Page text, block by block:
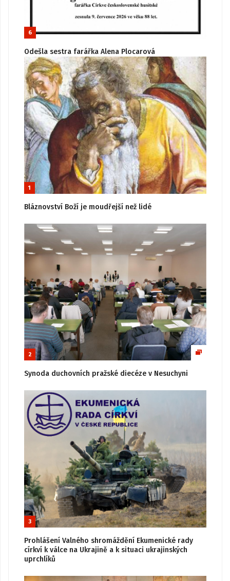
6
Odešla sestra farářka Alena Plocarová
1
Bláznovství Boží je moudřejší než lidé
2
Synoda duchovních pražské diecéze v Nesuchyni
3
Prohlášení Valného shromáždění Ekumenické rady
církví k válce na Ukrajině a k situaci ukrajinských
uprchlíků